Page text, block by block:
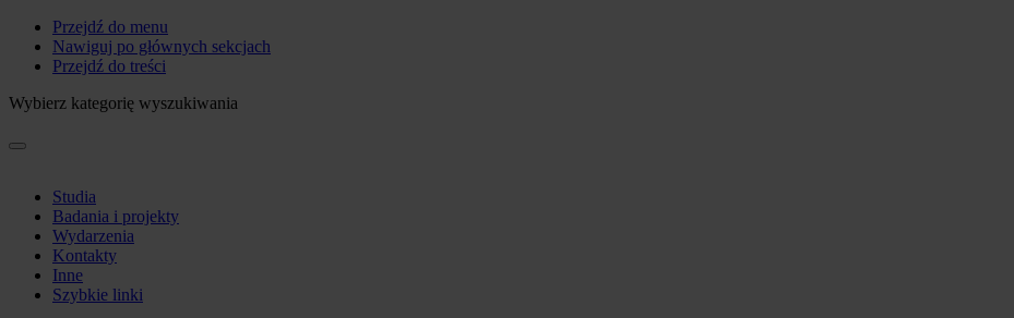
Przejdź do menu
Nawiguj po głównych sekcjach
Przejdź do treści
Wybierz kategorię wyszukiwania
Studia
Badania i projekty
Wydarzenia
Kontakty
Inne
Szybkie linki